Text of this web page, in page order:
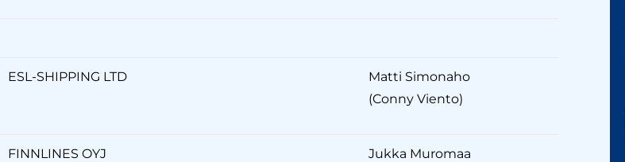
ESL-SHIPPING LTD
Matti Simonaho
(Conny Viento)
FINNLINES OYJ
Jukka Muromaa